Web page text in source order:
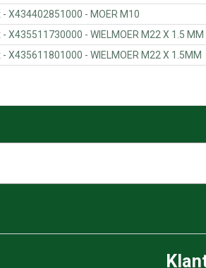
Fendt - X434402851000 - MOER M10
Fendt - X435511730000 - WIELMOER M22 X 1.5 MM
Fendt - X435611801000 - WIELMOER M22 X 1.5MM